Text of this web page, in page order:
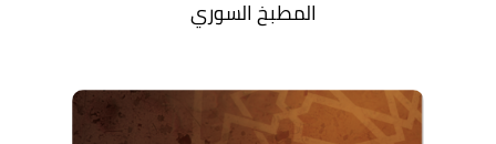
المطبخ السوري